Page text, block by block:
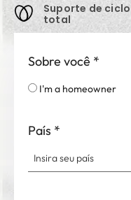
Suporte de ciclo
total
Sobre você *
I'm a homeowner
País *